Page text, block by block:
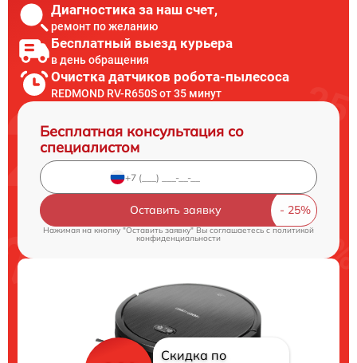
Диагностика за наш счет,
ремонт по желанию
Бесплатный выезд курьера
в день обращения
Очистка датчиков робота-пылесоса
REDMOND RV-R650S от 35 минут
Бесплатная консультация со
специалистом
Оставить заявку
Нажимая на кнопку "Оставить заявку" Вы соглашаетесь c политикой
конфиденциальности
Скидка по